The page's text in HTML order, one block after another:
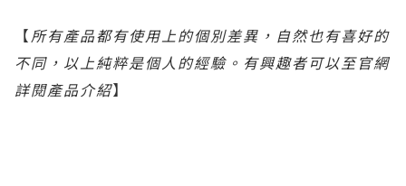
【所有產品都有使用上的個別差異，自然也有喜好的
不同，以上純粹是個人的經驗。 有興趣者可以至官網
詳閱產品介紹】